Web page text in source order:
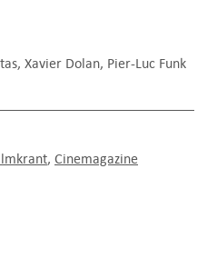
Xavier Dolan, Pier-Luc Funk
Cinemagazine